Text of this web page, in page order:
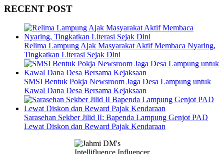
RECENT POST
Relima Lampung Ajak Masyarakat Aktif Membaca Nyaring,
Tingkatkan Literasi Sejak Dini
SMSI Bentuk Pokja Newsroom Jaga Desa Lampung untuk
Kawal Dana Desa Bersama Kejaksaan
Sarasehan Sekber Jilid II: Bapenda Lampung Genjot PAD
Lewat Diskon dan Reward Pajak Kendaraan